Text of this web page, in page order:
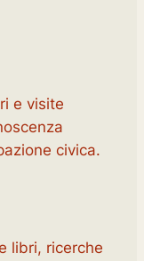
e visite
civica.
libri, ricerche